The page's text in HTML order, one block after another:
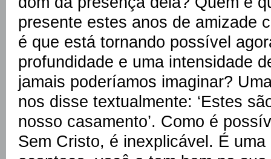
presente estes anos de amizade
é que está tornando possível
profundidade e uma intensidade
jamais poderíamos imaginar?
nos disse textualmente: ‘Estes
nosso casamento’. Como é
Sem Cristo, é inexplicável. É